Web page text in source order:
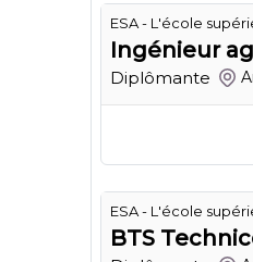
ESA - L'école
Ingénieur
Diplômante
ESA - L'école
BTS